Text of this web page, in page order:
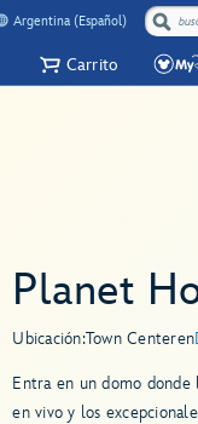
Argentina (Español)
Carrito
Planet
Ubicación:Town Centeren
Entra en un domo
en vivo y los